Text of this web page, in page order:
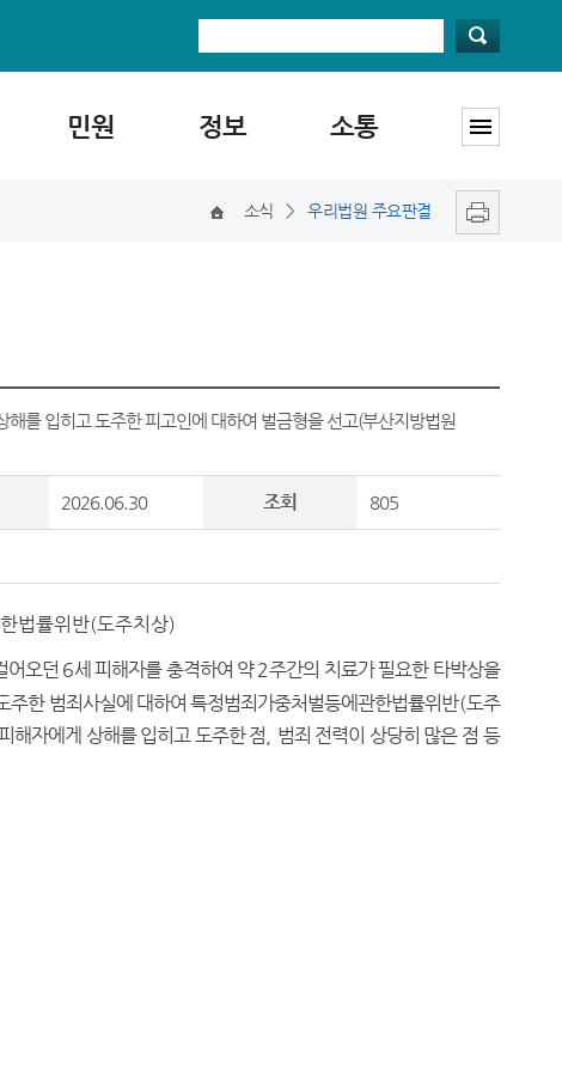
민원 정보 소통
소식 > 우리법원 주요판결
를 입히고 도주한 피고인에 대하여 벌금형을 선고(부산지방법원
2026.06.30 조회 805
법률위반(도주치상)
어오던 6세 피해자를 충격하여 약2주간의 치료가 필요한 타박상을
한 범죄사실에 대하여 특정범죄가중처벌등에관한법률위반(도주
해자에게 상해를 입히고 도주한 점
범죄 전력이 상당히 많은 점 등